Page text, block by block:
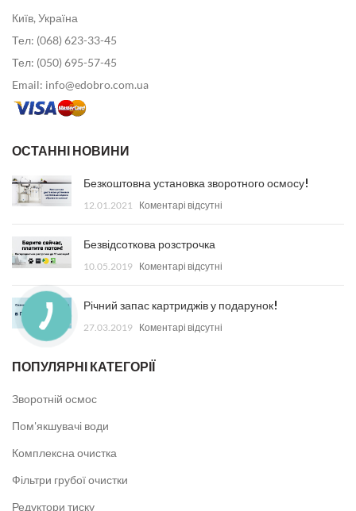
Київ, Україна
Тел: (068) 623-33-45
Тел: (050) 695-57-45
Email: info@edobro.com.ua
ОСТАННІ НОВИНИ
Безкоштовна установка зворотного осмосу!
12.01.2021 Коментарі відсутні
Безвідсоткова розстрочка
10.05.2019 Коментарі відсутні
Річний запас картриджів у подарунок!
27.03.2019 Коментарі відсутні
ПОПУЛЯРНІ КАТЕГОРІЇ
Зворотній осмос
Пом'якшувачі води
Комплексна очистка
Фільтри грубої очистки
Редуктори тиску